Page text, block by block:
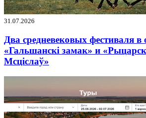
31.07.2026
Два средневековых фестиваля в
«Гальшанскі замак» и
Мсціслаў»